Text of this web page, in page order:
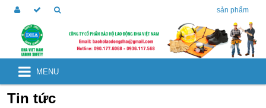
sản phẩm
MENU
Tin tức